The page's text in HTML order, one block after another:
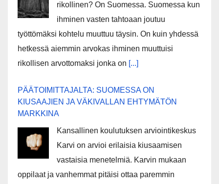
rikollinen? On Suomessa. Suomessa kun
ihminen vasten tahtoaan joutuu
työttömäksi kohtelu muuttuu täysin. On kuin yhdessä
hetkessä aiemmin arvokas ihminen muuttuisi
rikollisen arvottomaksi jonka on [...]
PÄÄTOIMITTAJALTA: SUOMESSA ON
KIUSAAJIEN JA VÄKIVALLAN EHTYMÄTÖN
MARKKINA
Kansallinen koulutuksen arviointikeskus
Karvi on arvioi erilaisia kiusaamisen
vastaisia menetelmiä. Karvin mukaan
oppilaat ja vanhemmat pitäisi ottaa paremmin